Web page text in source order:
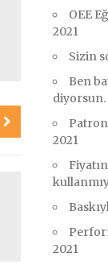
OEE
2021
Sizin
Ben
diyorsun.
2021
2021